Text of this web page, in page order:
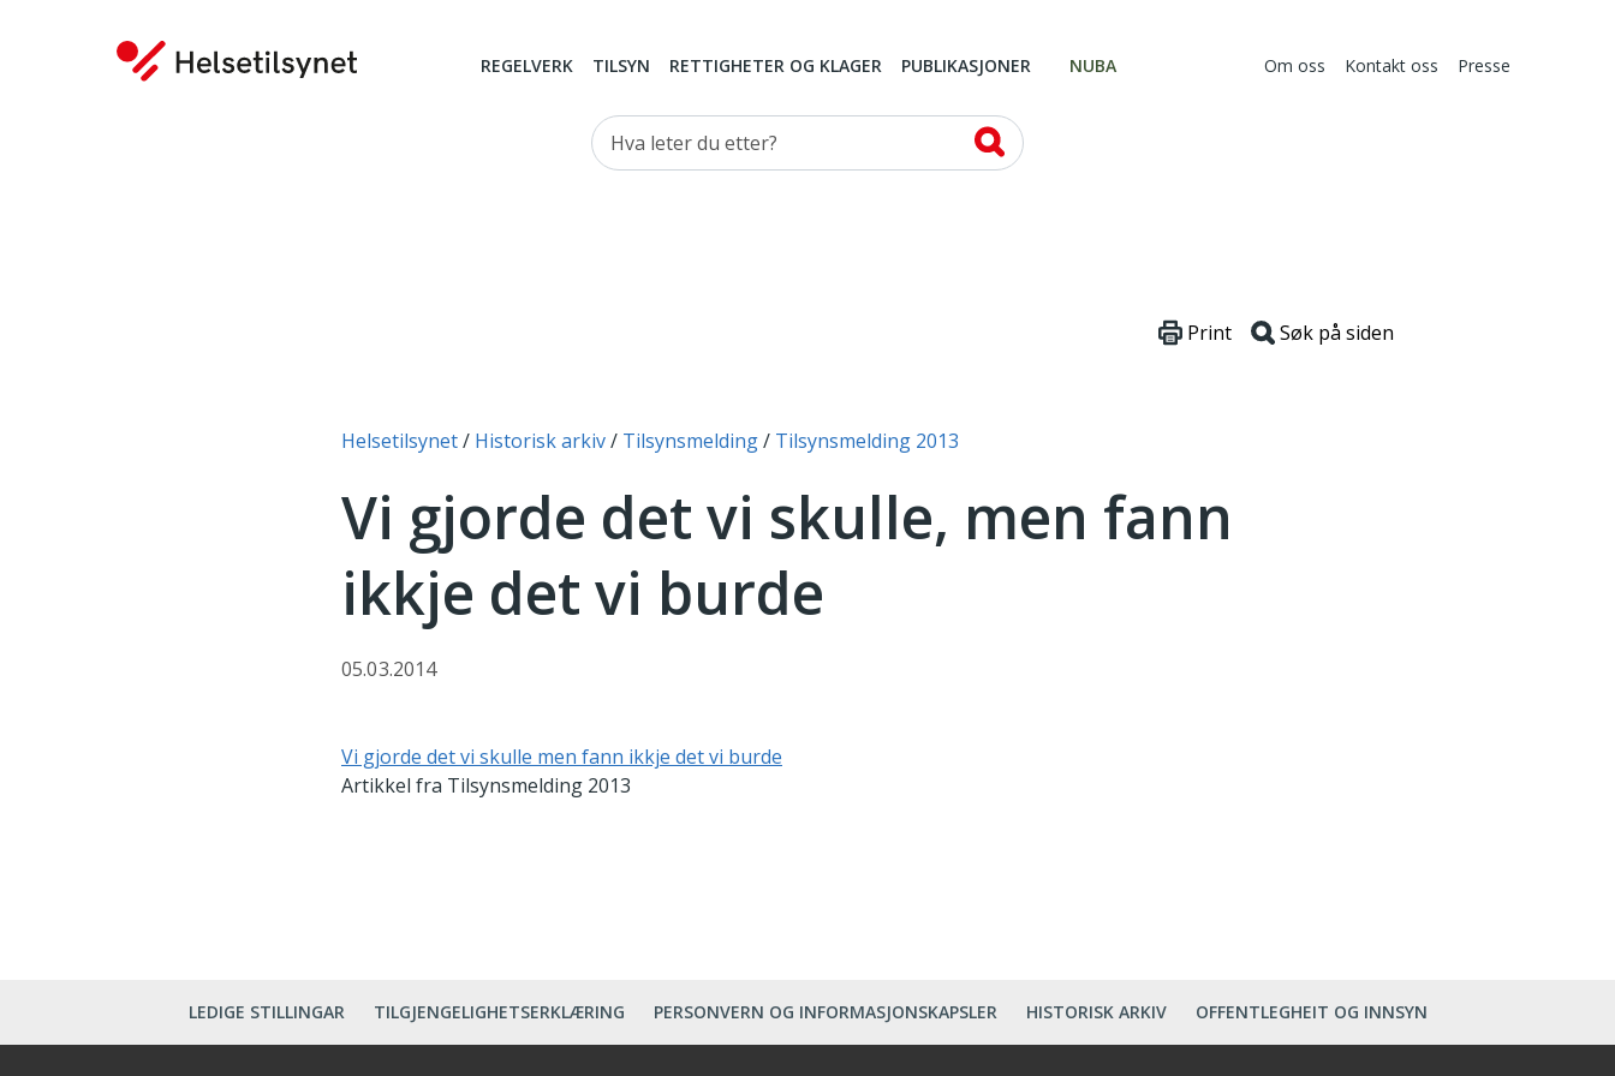
REGELVERK TILSYN RETTIGHETER OG KLAGER PUBLIKASJONER NUBA Om oss Kontakt oss Presse
Hva leter du etter?
Du er her:
Helsetilsynet Historisk arkiv Tilsynsmelding Tilsynsmelding 2013
Print Søk på siden
Vi gjorde det vi skulle, men fann
ikkje det vi burde
05.03.2014
Vi gjorde det vi skulle men fann ikkje det vi burde
Artikkel fra Tilsynsmelding 2013
LEDIGE STILLINGAR TILGJENGELIGHETSERKLÆRING PERSONVERN OG INFORMASJONSKAPSLER HISTORISK ARKIV OFFENTLEGHEIT OG INNSYN